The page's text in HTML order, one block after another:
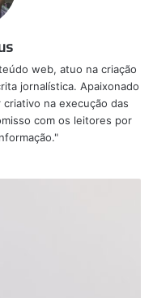
web, atuo na criação
jornalística. Apaixonado
na execução das
com os leitores por